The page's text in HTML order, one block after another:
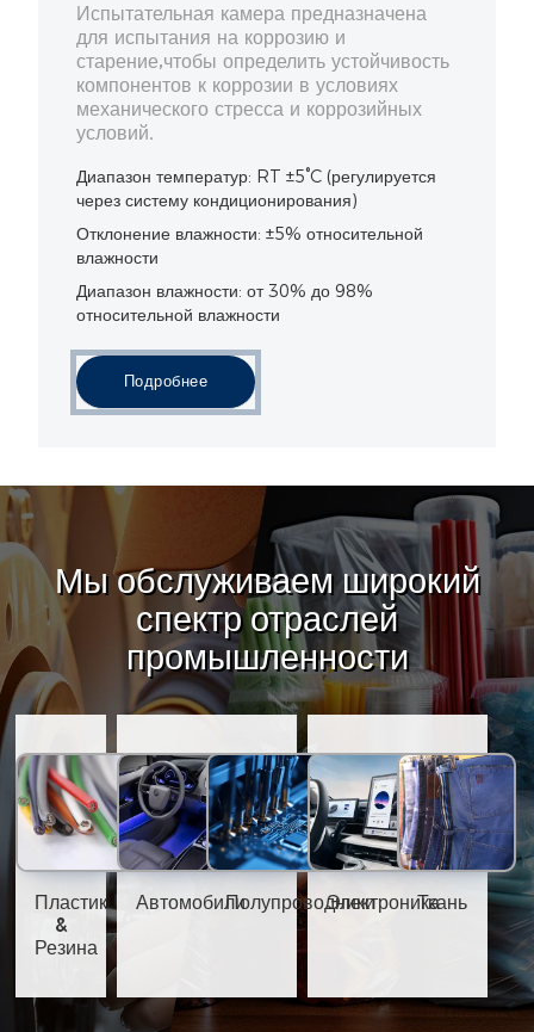
Испытательная камера предназначена
для испытания на коррозию и
старение,чтобы определить устойчивость
компонентов к коррозии в условиях
механического стресса и коррозийных
условий.
Диапазон температур: RT ±5°C (регулируется
через систему кондиционирования)
Отклонение влажности: ±5% относительной
влажности
Диапазон влажности: от 30% до 98%
относительной влажности
Подробнее
Мы обслуживаем широкий
спектр отраслей
промышленности
Пластик
&
Резина
АвтомобилиПолупроводникиЭлектроникаТкань